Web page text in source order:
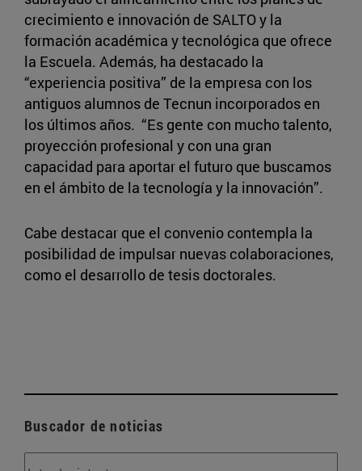
crecimiento e innovación de SALTO y la
formación académica y tecnológica que ofrece
la Escuela. Además, ha destacado la
“experiencia positiva” de la empresa con los
antiguos alumnos de Tecnun incorporados en
los últimos años. “Es gente con mucho talento,
proyección profesional y con una gran
capacidad para aportar el futuro que buscamos
en el ámbito de la tecnología y la innovación”.
Cabe destacar que el convenio contempla la
posibilidad de impulsar nuevas colaboraciones,
como el desarrollo de tesis doctorales.
Buscador de noticias